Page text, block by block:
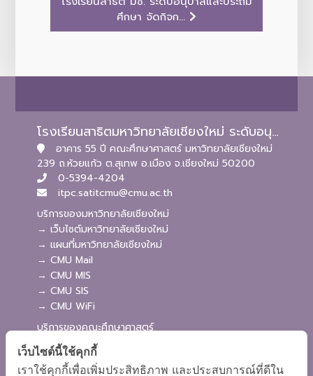
ศึกษา จัดกิจก...
โรงเรียนสาธิตมหาวิทยาลัยเชียงใหม่ ระดับอนุบาลและประถมศึกษา
อาคาร 55 ปี คณะศึกษาศาสตร์ มหาวิทยาลัยเชียงใหม่
239 ถ.ห้วยแก้ว ต.สุเทพ อ.เมือง จ.เชียงใหม่ 50200
0-5394-4204
itpc.satitcmu@cmu.ac.th
บริการของมหาวิทยาลัยเชียงใหม่
→ เว็บไซต์มหาวิทยาลัยเชียงใหม่
→ แผนที่มหาวิทยาลัยเชียงใหม่
→ CMU Mail
→ CMU MIS
→ CMU SIS
→ CMU WiFi
บริการของคณะศึกษาศาสตร์
→ เว็บไซต์คณะศึกษาศาสตร์
→ ระบบจัดการเว็บไซต์
เว็บไซต์นี้ใช้คุกกี้
เราใช้คุกกี้เพื่อเพิ่มประสิทธิภาพ และประสบการณ์ที่ดีใน